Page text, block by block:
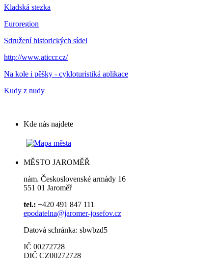
Kladská stezka
Euroregion
Sdružení historických sídel
http://www.aticcr.cz/
Na kole i pěšky - cykloturistiká aplikace
Kudy z nudy
Kde nás najdete
MĚSTO JAROMĚŘ
nám. Československé armády 16
551 01 Jaroměř
tel.: +420 491 847 111
epodatelna@jaromer-josefov.cz
Datová schránka: sbwbzd5
IČ 00272728
DIČ CZ00272728